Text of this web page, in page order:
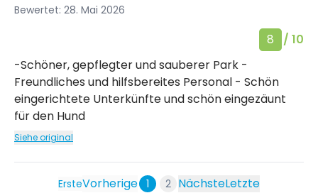
Bewertet: 28. Mai 2026
8
/ 10
-Schöner, gepflegter und sauberer Park -
Freundliches und hilfsbereites Personal - Schön
eingerichtete Unterkünfte und schön eingezäunt
für den Hund
Siehe original
ErsteVorherige 1 2 NächsteLetzte